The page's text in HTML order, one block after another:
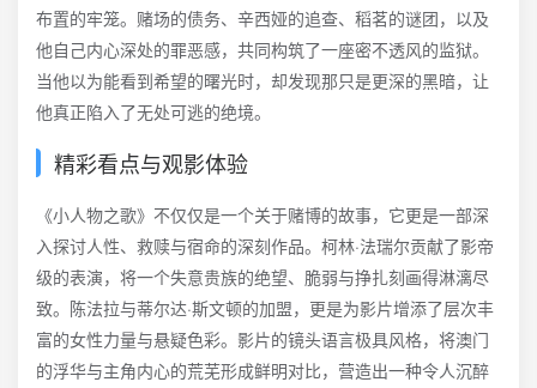
布置的牢笼。赌场的债务、辛西娅的追查、稻茗的谜团，以及
他自己内心深处的罪恶感，共同构筑了一座密不透风的监狱。
当他以为能看到希望的曙光时，却发现那只是更深的黑暗，让
他真正陷入了无处可逃的绝境。
精彩看点与观影体验
《小人物之歌》不仅仅是一个关于赌博的故事，它更是一部深
入探讨人性、救赎与宿命的深刻作品。柯林·法瑞尔贡献了影帝
级的表演，将一个失意贵族的绝望、脆弱与挣扎刻画得淋漓尽
致。陈法拉与蒂尔达·斯文顿的加盟，更是为影片增添了层次丰
富的女性力量与悬疑色彩。影片的镜头语言极具风格，将澳门
的浮华与主角内心的荒芜形成鲜明对比，营造出一种令人沉醉